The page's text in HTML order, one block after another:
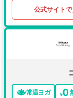
公式サイト
常温ヨガ